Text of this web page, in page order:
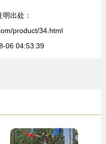
出处：
product/34.html
06 04:53:39